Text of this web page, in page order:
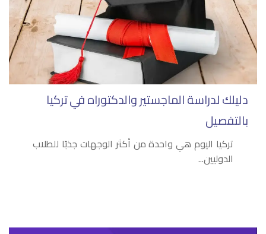
دليلك لدراسة الماجستير والدكتوراه في تركيا
بالتفصيل
تركيا اليوم هي واحدة من أكثر الوجهات جذبًا للطلاب
الدوليين...